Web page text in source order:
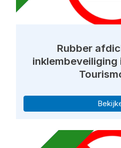
Rubber
inklembeveiliging